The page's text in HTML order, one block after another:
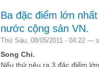
Ba đặc điểm lớn
nước cộng sản VN.
Thứ Sáu, 08/05/2011 - 04:22 —
Song Chi.
Nếu thử nêu ra 3 đặc điểm